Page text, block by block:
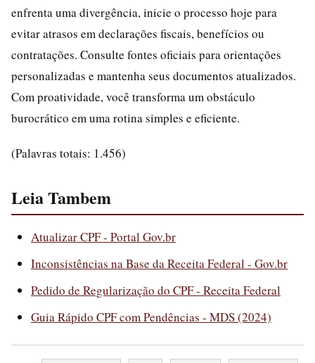
enfrenta uma divergência, inicie o processo hoje para
evitar atrasos em declarações fiscais, benefícios ou
contratações. Consulte fontes oficiais para orientações
personalizadas e mantenha seus documentos atualizados.
Com proatividade, você transforma um obstáculo
burocrático em uma rotina simples e eficiente.
(Palavras totais: 1.456)
Leia Tambem
Atualizar CPF - Portal Gov.br
Inconsistências na Base da Receita Federal - Gov.br
Pedido de Regularização do CPF - Receita Federal
Guia Rápido CPF com Pendências - MDS (2024)